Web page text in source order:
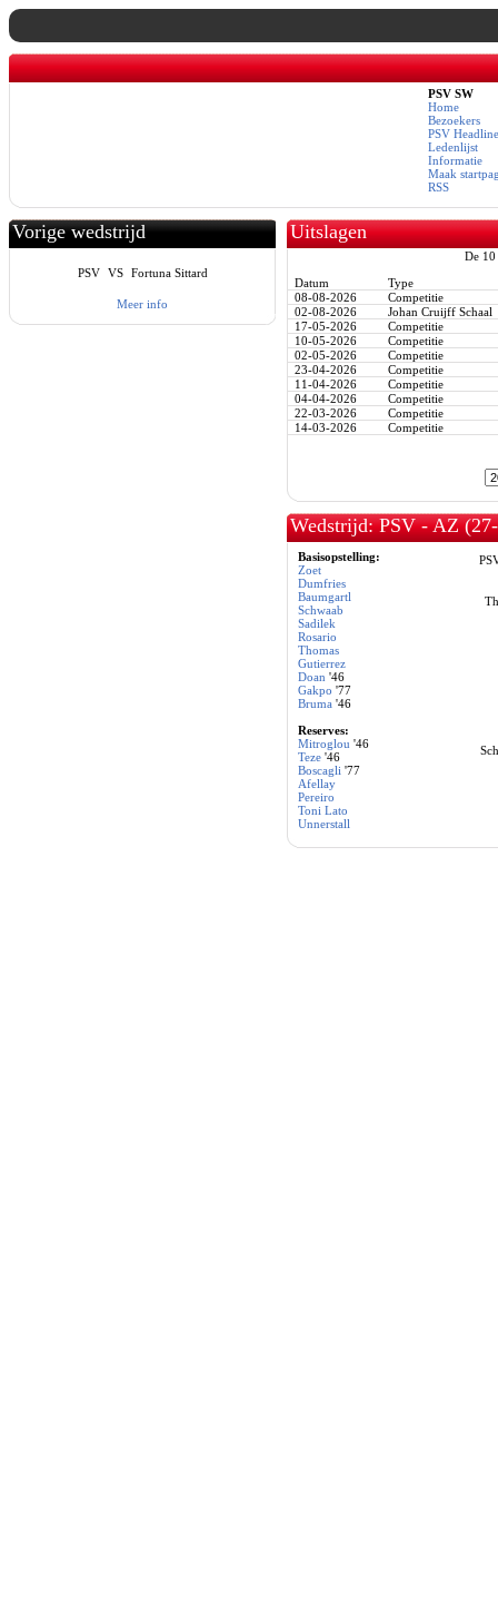
PSV SW
Home
Bezoekers
PSV
Ledenlijst
Informatie
Maak
RSS
Vorige wedstrijd
PSV VS Fortuna Sittard
Meer info
Uitslagen
De 10
Datum
Type
08-08-2026
Competitie
02-08-2026
Johan Cruijff Schaal
17-05-2026
Competitie
10-05-2026
Competitie
02-05-2026
Competitie
23-04-2026
Competitie
11-04-2026
Competitie
04-04-2026
Competitie
22-03-2026
Competitie
14-03-2026
Competitie
Wedstrijd: PSV - AZ
Basisopstelling:
Zoet
Dumfries
Baumgartl
Schwaab
Sadilek
Rosario
Thomas
Gutierrez
Doan '46
Gakpo '77
Bruma '46
Reserves:
Mitroglou '46
Teze'46
Boscagli '77
Afellay
Pereiro
Toni Lato
Unnerstall